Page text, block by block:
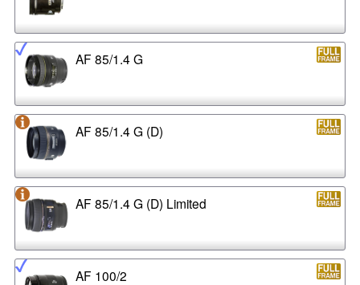
AF 85/1.4 G
AF 85/1.4 G (D)
AF 85/1.4 G (D) Limited
AF 100/2